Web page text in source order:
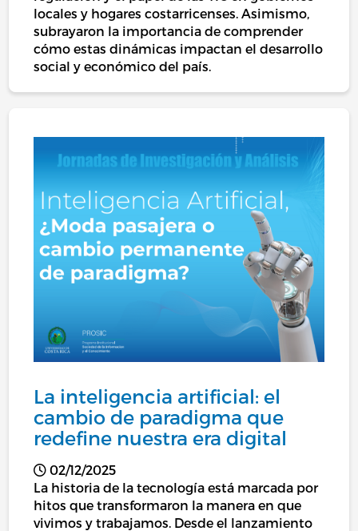
locales y hogares costarricenses. Asimismo,
subrayaron la importancia de comprender
cómo estas dinámicas impactan el desarrollo
social y económico del país.
La inteligencia artificial: el
cambio de paradigma que
redefine nuestra era digital
02/12/2025
La historia de la tecnología está marcada por
hitos que transformaron la manera en que
vivimos y trabajamos. Desde el lanzamiento